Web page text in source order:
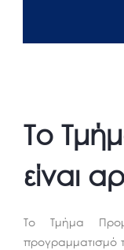
Το
είναι
Το Τμήμα
προγραμματισμό